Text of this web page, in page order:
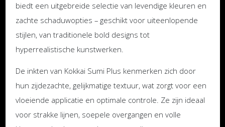
biedt een uitgebreide selectie van levendige kleuren en
zachte schaduwopties – geschikt voor uiteenlopende
stijlen, van traditionele bold designs tot
hyperrealistische kunstwerken.
De inkten van Kokkai Sumi Plus kenmerken zich door
hun zijdezachte, gelijkmatige textuur, wat zorgt voor een
vloeiende applicatie en optimale controle. Ze zijn ideaal
voor strakke lijnen, soepele overgangen en volle